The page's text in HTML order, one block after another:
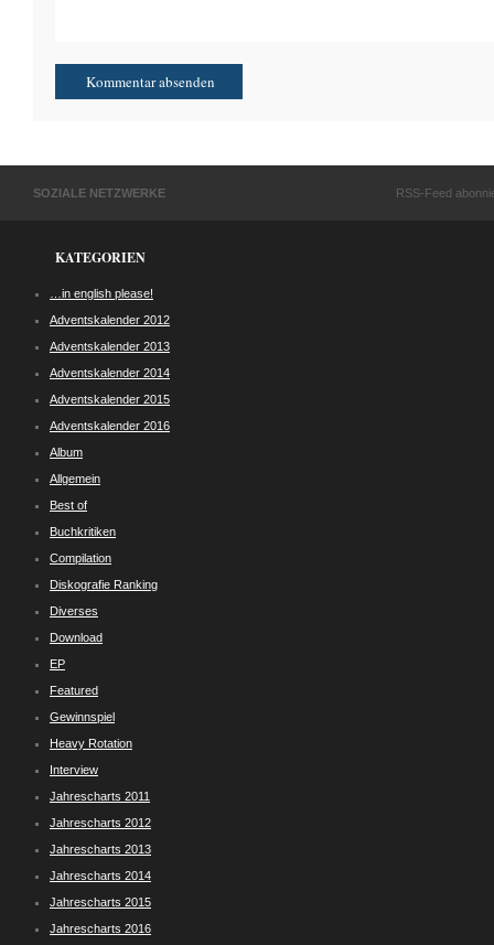
SOZIALE NETZWERKE RSS-Feed
KATEGORIEN
…in english please!
Adventskalender 2012
Adventskalender 2013
Adventskalender 2014
Adventskalender 2015
Adventskalender 2016
Album
Allgemein
Best of
Buchkritiken
Compilation
Diskografie Ranking
Diverses
Download
EP
Featured
Gewinnspiel
Heavy Rotation
Interview
Jahrescharts 2011
Jahrescharts 2012
Jahrescharts 2013
Jahrescharts 2014
Jahrescharts 2015
Jahrescharts 2016